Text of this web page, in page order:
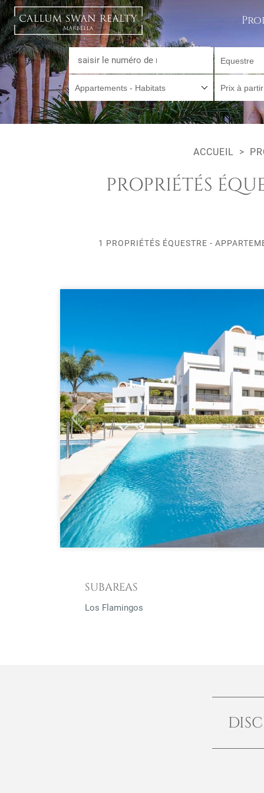
Equestre
Appartements - Habitats Prix à
ACCUEIL
PROPRIÉTÉS
1 PROPRIÉTÉS ÉQUESTRE -
Previous
SUBAREAS
Los Flamingos